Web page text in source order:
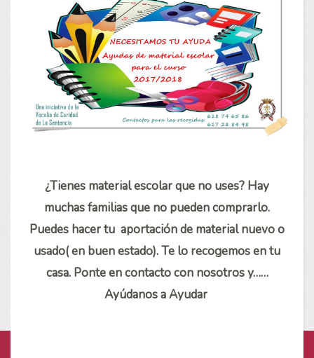
¿Tienes material escolar que no uses? Hay
muchas familias que no pueden comprarlo.
Puedes hacer tu aportación de material nuevo o
usado( en buen estado). Te lo recogemos en tu
casa. Ponte en contacto con nosotros y……
Ayúdanos a Ayudar